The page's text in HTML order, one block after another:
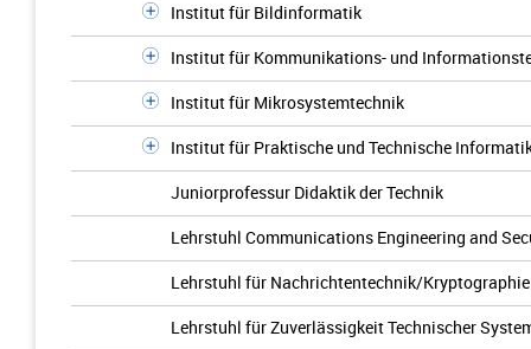
Institut für Bildinformatik
Institut für Kommunikations- und
Institut für Mikrosystemtechnik
Institut für Praktische und Technische
Juniorprofessur Didaktik der Technik
Lehrstuhl Communications Engineering and
Lehrstuhl für Nachrichtentechnik/
Lehrstuhl für Zuverlässigkeit Technischer